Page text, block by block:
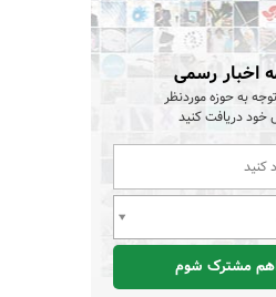
اخبار رسمی
توجه به حوزه موردنظر
خود دریافت کنید
مشترک شوم